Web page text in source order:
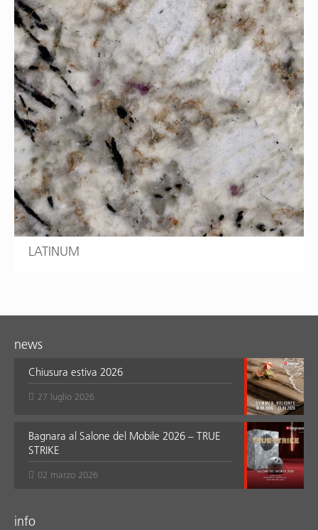
LATINUM
news
Chiusura estiva 2026
27 luglio 2026
Bagnara al Salone del Mobile 2026 – TRUE
STRIKE
02 marzo 2026
info